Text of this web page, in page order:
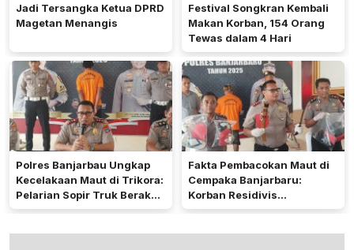
Jadi Tersangka Ketua DPRD
Magetan Menangis
Festival Songkran Kembali
Makan Korban, 154 Orang
Tewas dalam 4 Hari
Polres Banjarbau Ungkap
Kecelakaan Maut di Trikora:
Pelarian Sopir Truk Berakhir
di Kalteng
Fakta Pembacokan Maut di
Cempaka Banjarbaru:
Korban Residivis
Pembunuhan